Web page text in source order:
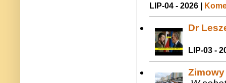
LIP-04 - 2026 |
Dr
LIP-03 -